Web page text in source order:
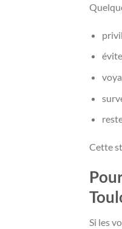
Cette
Si les